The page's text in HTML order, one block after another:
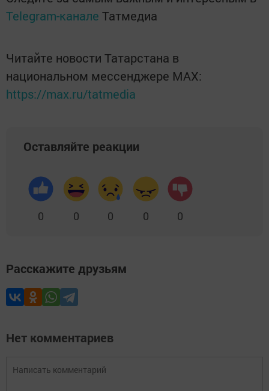
Telegram-канале Татмедиа
Читайте новости Татарстана в
национальном мессенджере MАХ:
https://max.ru/tatmedia
Оставляйте реакции
0 0 0 0 0
Расскажите друзьям
Нет комментариев